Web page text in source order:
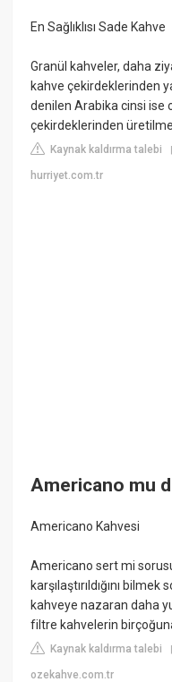
En Sağlıklısı Sade Kahve
Granül kahveler, daha
kahve çekirdeklerinden
denilen Arabika cinsi ise
çekirdeklerinden
Kaynak kaldırma talebi
hurriyet.com.tr
Americano mu
Americano Kahvesi
Americano sert mi
karşılaştırıldığını
kahveye nazaran daha
filtre kahvelerin
Kaynak kaldırma talebi
ozekahve.com.tr